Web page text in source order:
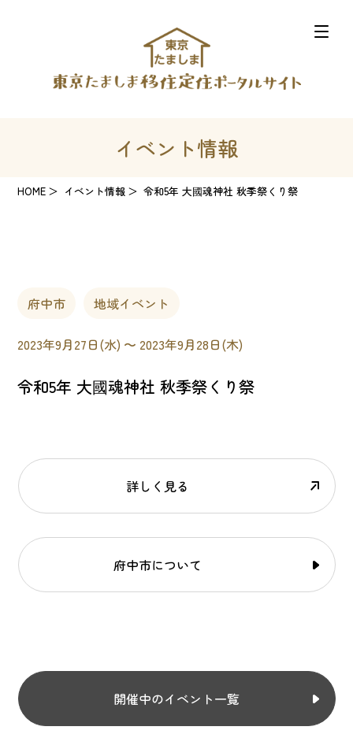
イベント情報
HOME イベント情報 令和5年 大國魂神社 秋季祭くり祭
府中市 地域イベント
2023年9月27日(水) 〜 2023年9月28日(木)
令和5年 大國魂神社 秋季祭くり祭
詳しく見る
府中市について
開催中のイベント一覧